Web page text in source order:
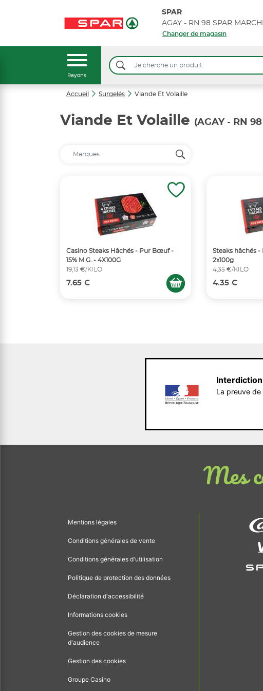
SPAR
AGAY - RN 98 SPAR
Changer de magasin
Rayons
Accueil Surgelés Viande Et Volaille
Viande Et Volaille (AGAY - RN
Casino Steaks Hâchés - Pur Bœuf -
15% M.G. - 4X100G
19,13 €/KILO
7.65 €
Steaks hâchés
2x100g
4,35 €/KILO
4.35 €
La preuve de
Mes
Mentions légales
Conditions générales de vente
Conditions générales d'utilisation
Politique de protection des données
Déclaration d'accessibilité
Informations cookies
Gestion des cookies de mesure
d'audience
Gestion des cookies
Groupe Casino